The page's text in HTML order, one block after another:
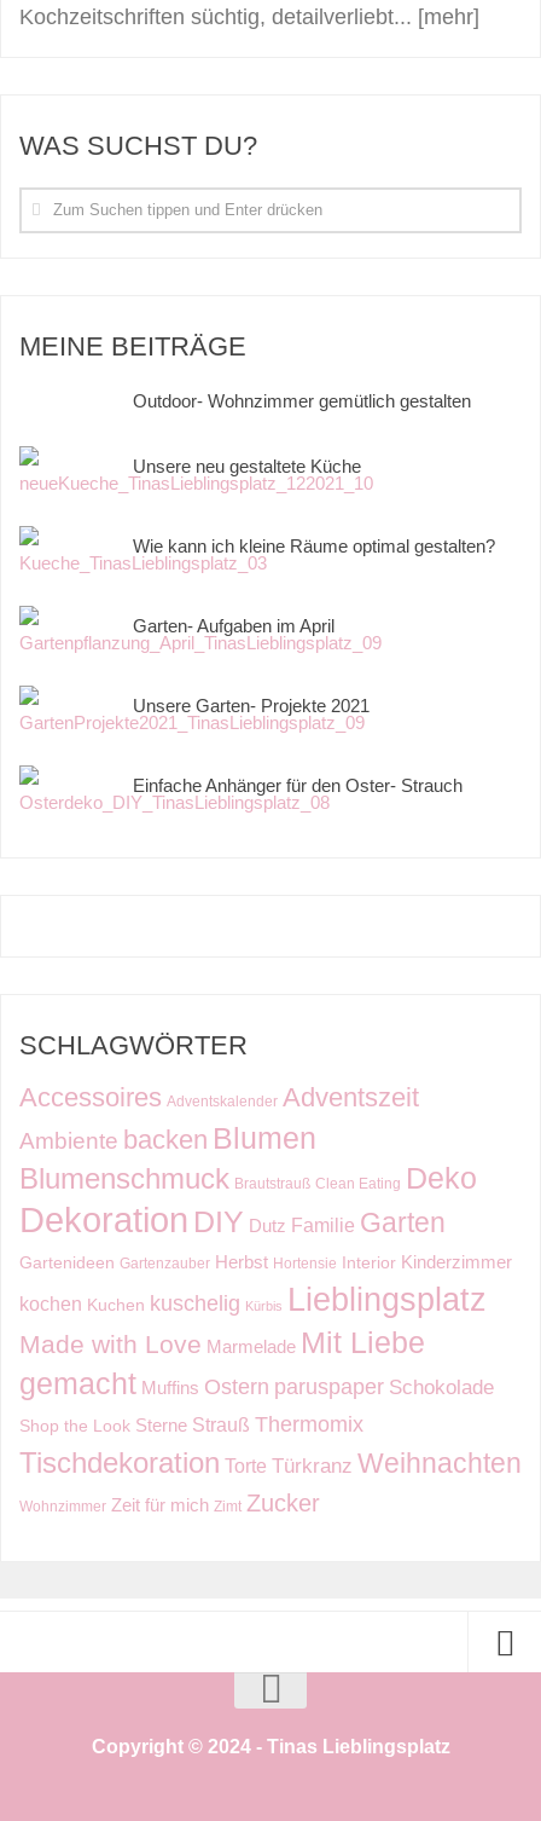
Kochzeitschriften süchtig, detailverliebt... [mehr]
WAS SUCHST DU?
MEINE BEITRÄGE
Outdoor- Wohnzimmer gemütlich gestalten
Unsere neu gestaltete Küche
Wie kann ich kleine Räume optimal gestalten?
Garten- Aufgaben im April
Unsere Garten- Projekte 2021
Einfache Anhänger für den Oster- Strauch
SCHLAGWÖRTER
Accessoires Adventskalender Adventszeit
Ambiente backen Blumen
Blumenschmuck Brautstrauß Clean Eating Deko
Dekoration DIY Dutz Familie Garten
Gartenideen Gartenzauber Herbst Hortensie Interior Kinderzimmer
kochen Kuchen kuschelig Kürbis Lieblingsplatz
Made with Love Marmelade Mit Liebe
gemacht Muffins Ostern paruspaper Schokolade
Shop the Look Sterne Strauß Thermomix
Tischdekoration Torte Türkranz Weihnachten
Wohnzimmer Zeit für mich Zimt Zucker
Copyright © 2024 - Tinas Lieblingsplatz